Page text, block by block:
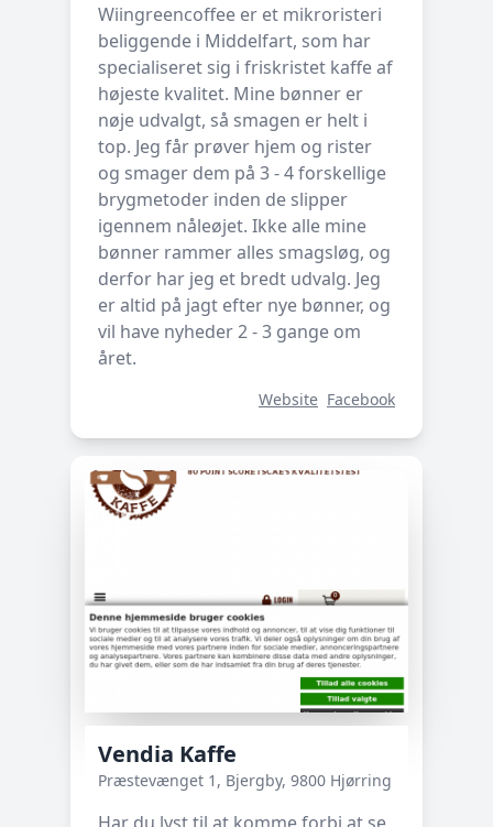
Wiingreencoffee er et mikroristeri
beliggende i Middelfart, som har
specialiseret sig i friskristet kaffe af
højeste kvalitet. Mine bønner er
nøje udvalgt, så smagen er helt i
top. Jeg får prøver hjem og rister
og smager dem på 3 - 4 forskellige
brygmetoder inden de slipper
igennem nåleøjet. Ikke alle mine
bønner rammer alles smagsløg, og
derfor har jeg et bredt udvalg. Jeg
er altid på jagt efter nye bønner, og
vil have nyheder 2 - 3 gange om
året.
Website Facebook
Vendia Kaffe
Præstevænget 1, Bjergby, 9800 Hjørring